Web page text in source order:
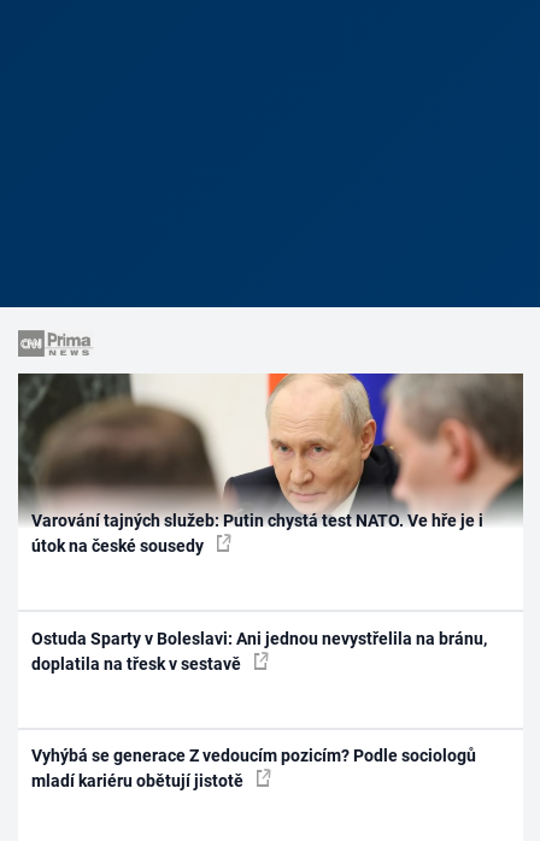
Varování tajných služeb: Putin chystá test NATO. Ve hře je i
útok na české sousedy
Ostuda Sparty v Boleslavi: Ani jednou nevystřelila na bránu,
doplatila na třesk v sestavě
Vyhýbá se generace Z vedoucím pozicím? Podle sociologů
mladí kariéru obětují jistotě